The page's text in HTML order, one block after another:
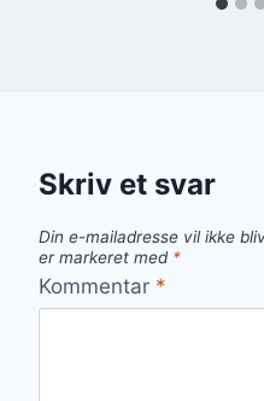
Skriv et svar
Din e-mailadresse vil ikke
er markeret med *
Kommentar *